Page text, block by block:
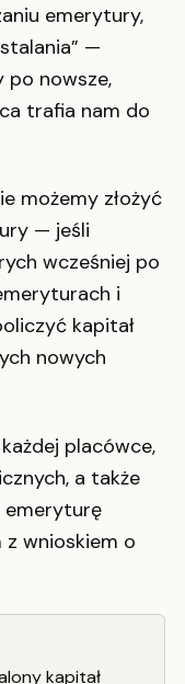
emerytury,
—
po nowsze,
trafia nam do
możemy złożyć
— jeśli
wcześniej po
i
kapitał
nowych
placówce,
a także
emeryturę
z wnioskiem o
kapitał